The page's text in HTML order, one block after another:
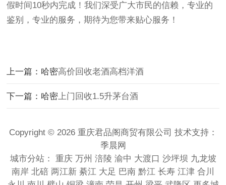
假时间10秒内完成！我们深受广大市民的信赖，专业的
鉴别，专业的服务，期待为您带来贴心服务！
上一篇：哈密高价回收老酒高档洋酒
下一篇：哈密上门回收1.5升茅台酒
Copyright © 2026 重庆君品阁商贸有限公司 技术支持：
季晨网
城市分站： 重庆 万州 涪陵 渝中 大渡口 沙坪坝 九龙坡
南岸 北碚 两江新 綦江 大足 巴南 黔江 长寿 江津 合川